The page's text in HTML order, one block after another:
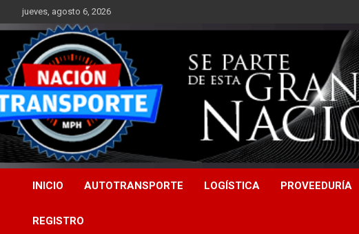
Saltar
al
contenido
jueves, agosto 6, 2026
INICIO AUTOTRANSPORTE LOGÍSTICA PROVEEDURÍA
REGISTRO